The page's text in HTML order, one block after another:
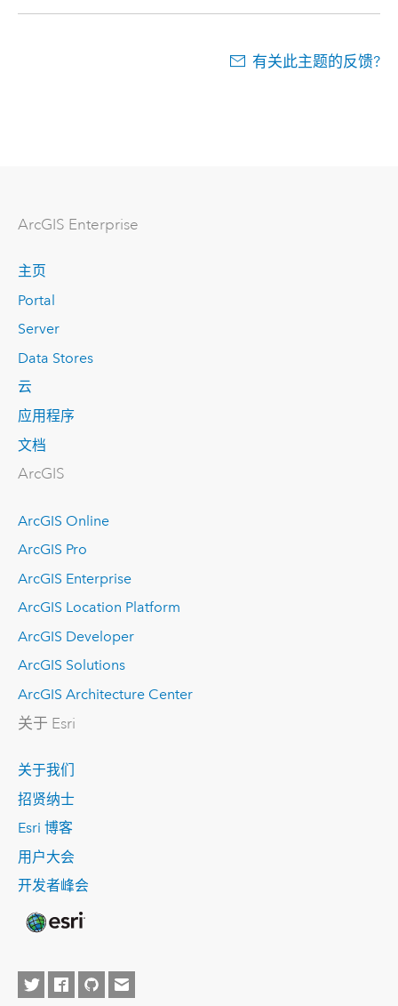
有关此主题的反馈?
ArcGIS Enterprise
主页
Portal
Server
Data Stores
云
应用程序
文档
ArcGIS
ArcGIS Online
ArcGIS Pro
ArcGIS Enterprise
ArcGIS Location Platform
ArcGIS Developer
ArcGIS Solutions
ArcGIS Architecture Center
关于 Esri
关于我们
招贤纳士
Esri 博客
用户大会
开发者峰会